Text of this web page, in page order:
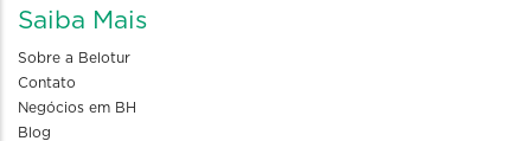
Saiba Mais
Sobre a Belotur
Contato
Negócios em BH
Blog